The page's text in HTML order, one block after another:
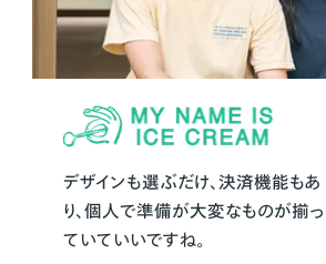
デザインも選ぶだけ、決済機能もあ
り、個人で準備が大変なものが揃っ
ていていいですね。